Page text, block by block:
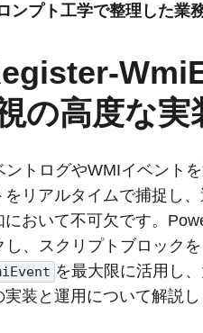
ンプト工学で整理した業
の高度な実
トログやWMIイベント
リアルタイムで捕捉し
おいて不可欠です。
し、スクリプトブロック
を最大限に活用し
装と運用について解説し